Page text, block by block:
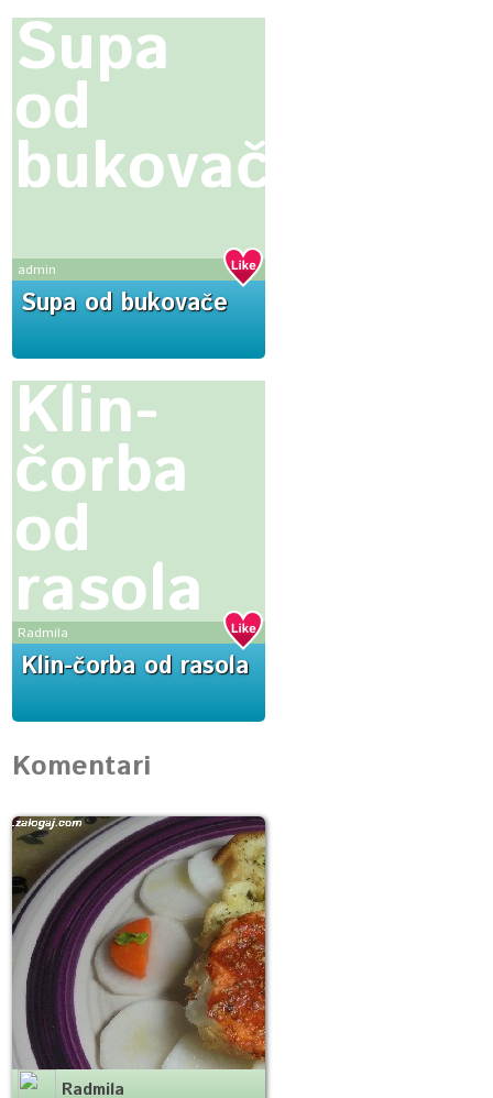
Supa
od
bukovače
admin
Supa od bukovače
Klin-
čorba
od
rasola
Radmila
Klin-čorba od rasola
Komentari
Radmila